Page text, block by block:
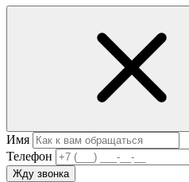
Имя
Телефон
Жду звонка